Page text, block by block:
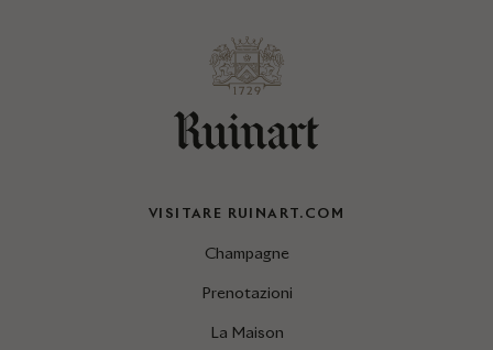
VISITARE RUINART.COM
Champagne
Prenotazioni
La Maison